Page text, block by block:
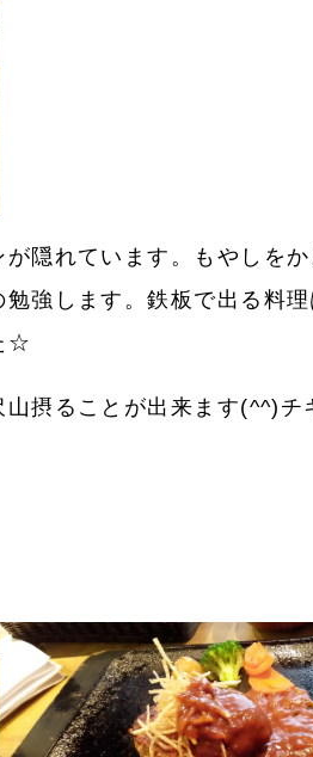
隠れています。もやしを
強します。鉄板で出る料
☆
摂ることが出来ます(^^)チ